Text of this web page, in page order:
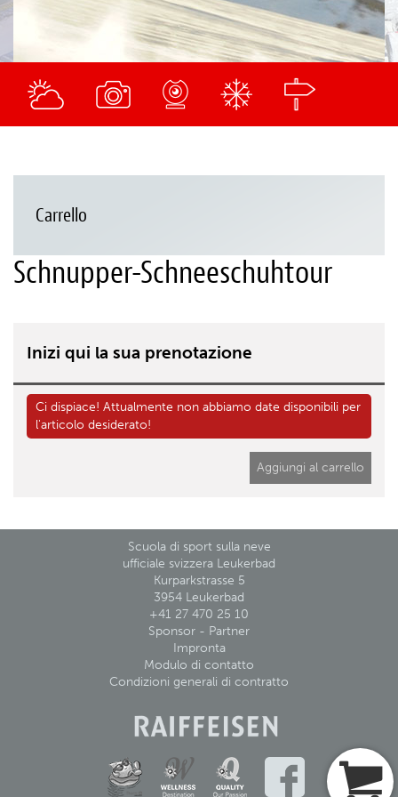
Carrello
Schnupper-Schneeschuhtour
Inizi qui la sua prenotazione
Ci dispiace! Attualmente non abbiamo date disponibili per
l'articolo desiderato!
Aggiungi al carrello
Scuola di sport sulla neve
ufficiale svizzera Leukerbad
Kurparkstrasse 5
3954 Leukerbad
+41 27 470 25 10
Sponsor - Partner
Impronta
Modulo di contatto
Condizioni generali di contratto